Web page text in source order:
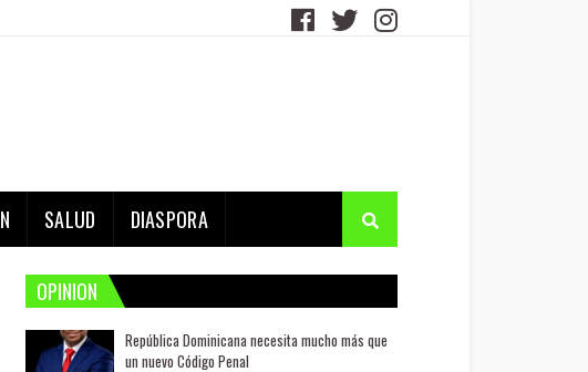
SALUD DIASPORA
OPINION
República Dominicana necesita mucho más que
un nuevo Código Penal